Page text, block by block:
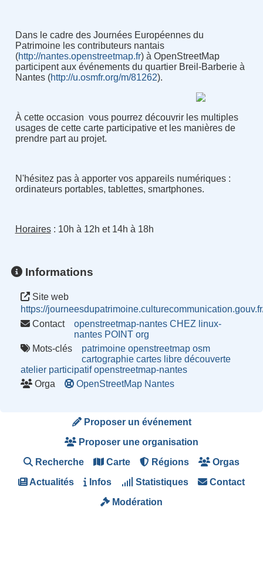
Dans le cadre des Journées Européennes du
Patrimoine les contributeurs nantais
(http://nantes.openstreetmap.fr) à OpenStreetMap
participent aux événements du quartier Breil-Barberie à
Nantes (http://u.osmfr.org/m/81262).
À cette occasion vous pourrez découvrir les multiples
usages de cette carte participative et les manières de
prendre part au projet.
N'hésitez pas à apporter vos appareils numériques :
ordinateurs portables, tablettes, smartphones.
Horaires: 10h à 12h et 14h à 18h
Informations
Site web
https://
Contact
openstreetmap-nantes CHEZ linux-
nantes POINT org
Mots-clés
patrimoine openstreetmap osm
cartographie cartes libre découverte
atelier participatif openstreetmap-nantes
Orga
OpenStreetMap Nantes
Proposer un événement
Proposer une organisation
Recherche Carte Régions Orgas
Actualités Infos Statistiques Contact
Modération